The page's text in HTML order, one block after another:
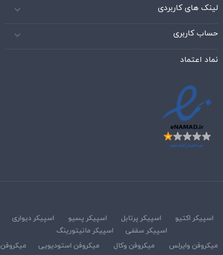
لینک های کاربردی 
حساب کاربری 
نماد اعتماد
اسپیکر اکتیو اسپیکر پرتابل اسپیکر پسیو
اسپیکر دیواری
اسپیکر سقفی
اسپیکر مانیتورینگ
میکروفن وایرلس
میکروفن وکال میکروفن استودیویی
میکروفن